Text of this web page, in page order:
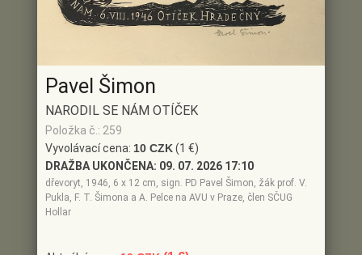
Pavel Šimon
NARODIL SE NÁM OTÍČEK
Položka č.: 259
Vyvolávací cena: 10 CZK(1 €)
DRAŽBA UKONČENA: 09. 07. 2026 17:10
dřevoryt, 1946, 6 x 12 cm, sign. PD Pavel Šimon, žák prof. V.
Pukla, F. T. Šimona a A. Pelce na AVU v Praze, člen SČUG
Hollar